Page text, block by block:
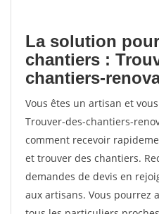
La solution
chantiers :
chantiers-
Vous êtes un artisan et
Trouver-des-chantiers-
comment recevoir
et trouver des chantiers.
demandes de devis en
aux artisans. Vous pourrez